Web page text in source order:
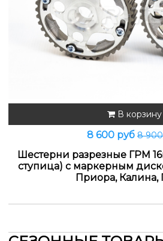
В корзину
8 600 руб 8
Шестерни разрезные ГРМ
ступица) с маркерным
Приора, Калина,